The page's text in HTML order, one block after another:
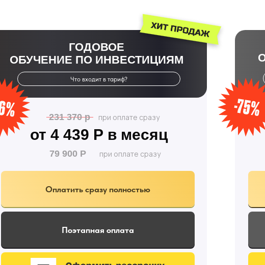
Оплатить сразу полностью
Поэтапная оплата
при оплате сразу
231 370 р
при оплате сразу
79 900 Р
от 4 439 Р в месяц
ГОДОВОЕ
ОБУЧЕНИЕ ПО ИНВЕСТИЦИЯМ
Что входит в тариф?